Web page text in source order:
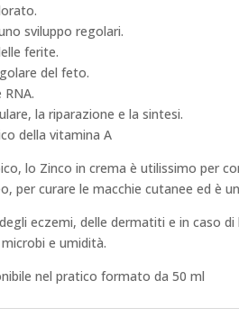
sviluppo regolari.
ferite.
del feto.
la riparazione e la sintesi.
della vitamina A
lo Zinco in crema è utilissimo per
per curare le macchie cutanee ed è
eczemi, delle dermatiti e in caso di
e umidità.
nel pratico formato da 50 ml